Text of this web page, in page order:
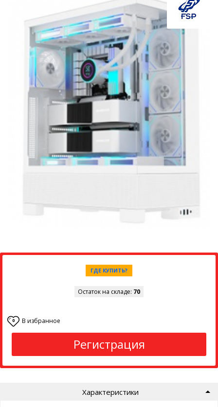
ГДЕ КУПИТЬ?
Остаток на складе: 70
0 В избранное
Регистрация
Характеристики